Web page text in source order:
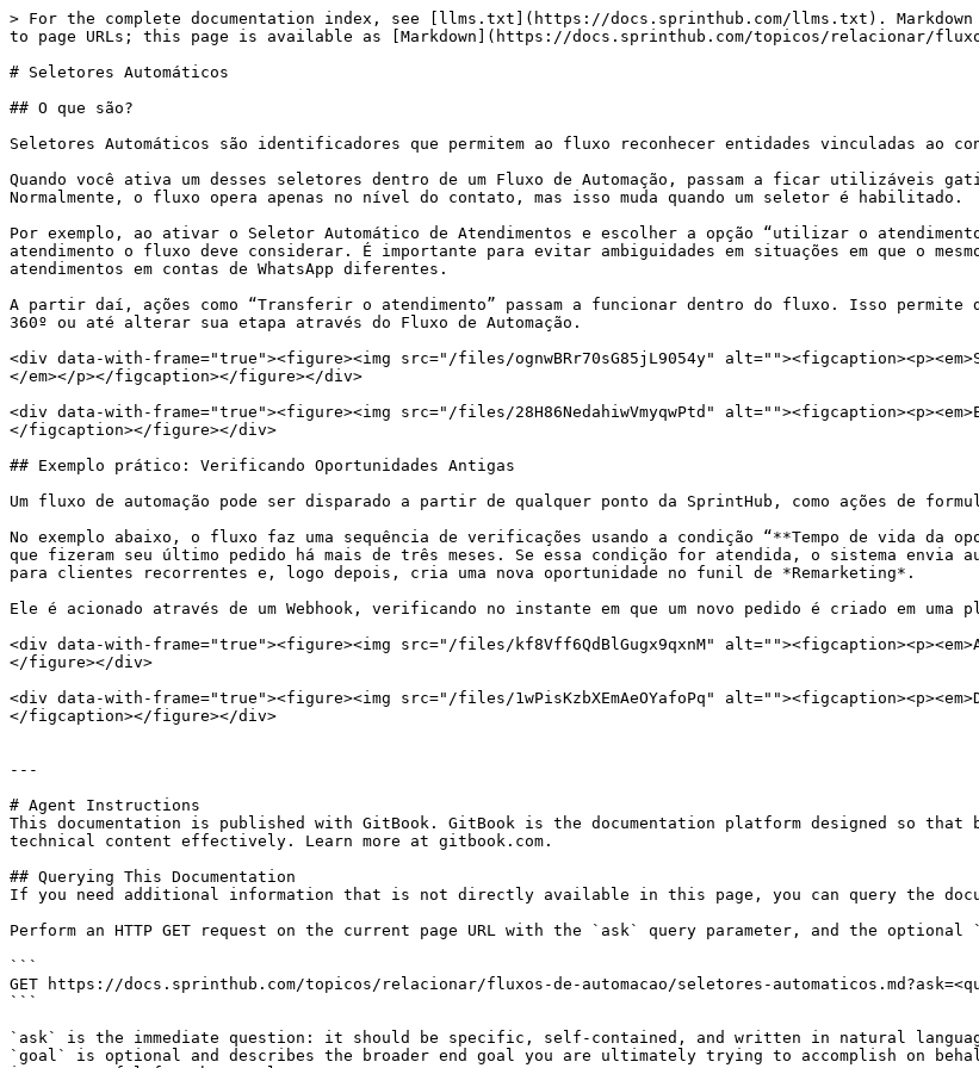
> For the complete documentation index, see [llms.txt](https://docs.sprinthub.com/llms.txt). Markdown
to page URLs; this page is available as [Markdown](https://docs.sprinthub.com/topicos/relacionar/
# Seletores Automáticos
## O que são?
Seletores Automáticos são identificadores que permitem ao fluxo reconhecer entidades vinculadas ao
Quando você ativa um desses seletores dentro de um Fluxo de Automação, passam a ficar utilizáveis
Normalmente, o fluxo opera apenas no nível do contato, mas isso muda quando um seletor é habilitado.
Por exemplo, ao ativar o Seletor Automático de Atendimentos e escolher a opção “utilizar o
atendimento o fluxo deve considerar. É importante para evitar ambiguidades em situações em que o
atendimentos em contas de WhatsApp diferentes.
A partir daí, ações como “Transferir o atendimento” passam a funcionar dentro do fluxo. Isso permite
360º ou até alterar sua etapa através do Fluxo de Automação.
<div data-with-frame="true"><figure><img src="/files/ognwBRr70sG85jL9054y"
</em></p></figcaption></figure></div>
<div data-with-frame="true"><figure><img src="/files/28H86NedahiwVmyqwPtd"
</figcaption></figure></div>
## Exemplo prático: Verificando Oportunidades Antigas
Um fluxo de automação pode ser disparado a partir de qualquer ponto da SprintHub, como ações de
No exemplo abaixo, o fluxo faz uma sequência de verificações usando a condição “**Tempo de vida
que fizeram seu último pedido há mais de três meses. Se essa condição for atendida, o sistema envia
para clientes recorrentes e, logo depois, cria uma nova oportunidade no funil de *Remarketing*.
Ele é acionado através de um Webhook, verificando no instante em que um novo pedido é criado em
<div data-with-frame="true"><figure><img src="/files/kf8Vff6QdBlGugx9qxnM"
</figure></div>
<div data-with-frame="true"><figure><img src="/files/1wPisKzbXEmAeOYafoPq"
</figcaption></figure></div>
---
# Agent Instructions
This documentation is published with GitBook. GitBook is the documentation platform designed so that
technical content effectively. Learn more at gitbook.com.
## Querying This Documentation
If you need additional information that is not directly available in this page, you can query the
Perform an HTTP GET request on the current page URL with the `ask` query parameter, and the optional
```
GET https://docs.sprinthub.com/topicos/relacionar/fluxos-de-automacao/seletores-
```
`ask` is the immediate question: it should be specific, self-contained, and written in natural
`goal` is optional and describes the broader end goal you are ultimately trying to accomplish on